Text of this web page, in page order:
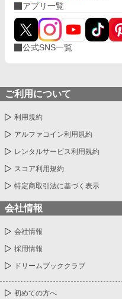
アプリ一覧
公式SNS一覧
ご利用について
利用規約
アルファコイン利用規約
レンタルサービス利用規約
スコア利用規約
特定商取引法に基づく表示
会社情報
会社情報
採用情報
ドリームブッククラブ
初めての方へ